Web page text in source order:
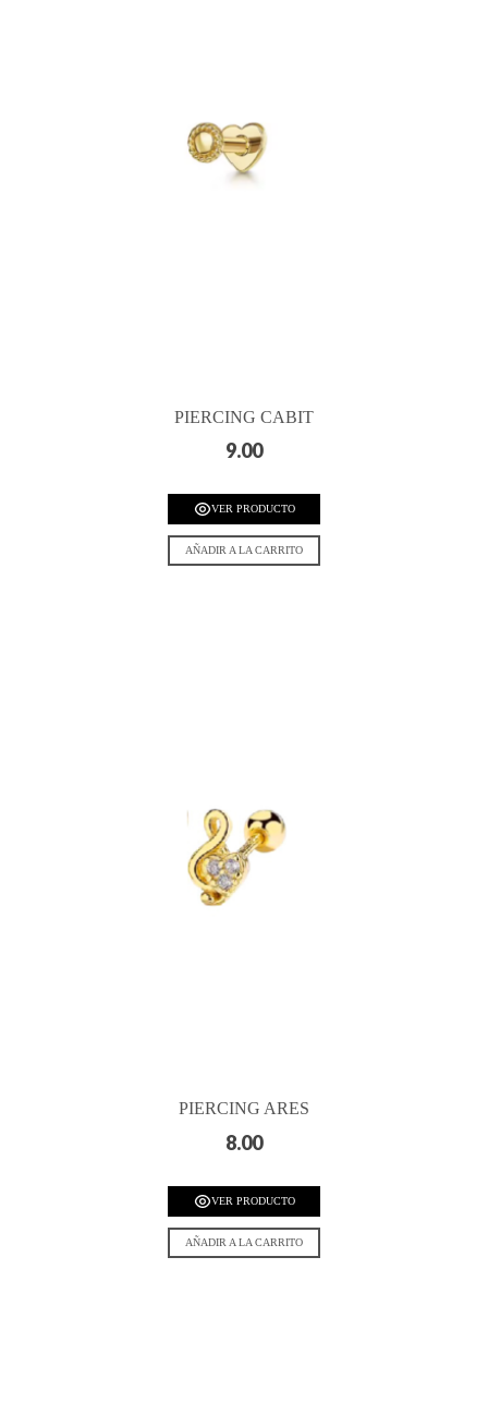
PIERCING CABIT
9.00
VER PRODUCTO
AÑADIR A LA CARRITO
PIERCING ARES
8.00
VER PRODUCTO
AÑADIR A LA CARRITO